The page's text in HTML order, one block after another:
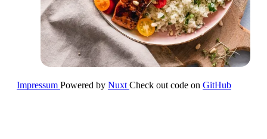
Impressum Powered by Nuxt Check out code on GitHub